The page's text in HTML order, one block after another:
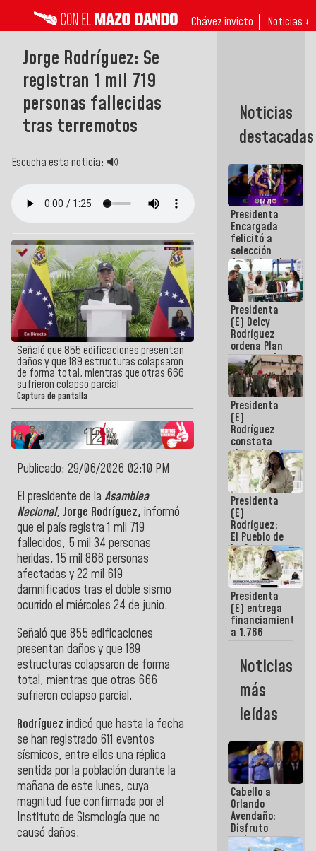
Chávez invicto Noticias ↓
Jorge Rodríguez: Se
registran 1 mil 719
personas fallecidas
tras terremotos
Escucha esta noticia: 🔊
Señaló que 855 edificaciones presentan
daños y que 189 estructuras colapsaron
de forma total, mientras que otras 666
sufrieron colapso parcial
Captura de pantalla
Publicado: 29/06/2026 02:10 PM
El presidente de la Asamblea
Nacional, Jorge Rodríguez, informó
que el país registra 1 mil 719
fallecidos, 5 mil 34 personas
heridas, 15 mil 866 personas
afectadas y 22 mil 619
damnificados tras el doble sismo
ocurrido el miércoles 24 de junio.
Señaló que 855 edificaciones
presentan daños y que 189
estructuras colapsaron de forma
total, mientras que otras 666
sufrieron colapso parcial.
Rodríguez indicó que hasta la fecha
se han registrado 611 eventos
sísmicos, entre ellos una réplica
sentida por la población durante la
mañana de este lunes, cuya
magnitud fue confirmada por el
Instituto de Sismología que no
causó daños.
Noticias
destacadas
Presidenta
Encargada
felicitó a
selección
femenina de
baloncesto
por su
clasificación
a la
AmeriCup
2027
Presidenta
(E) Delcy
Rodríguez
ordena Plan
maestro de
desarrollo
logístico y
turístico
para La
Guaira
Presidenta
(E)
Rodríguez
constata
obras de
rehabilitación
de Escuela
Militar de
Mamo en La
Guaira
Presidenta
(E)
Rodríguez:
El Pueblo de
La Guaira
siempre
estará
acompañada
por el
Gobierno
Nacional
Presidenta
(E) entrega
financiamientos
a 1.766
comerciantes
emprendedores
afectados
por
terremotos
Noticias
más
leídas
Cabello a
Orlando
Avendaño:
Disfruto
cada vez